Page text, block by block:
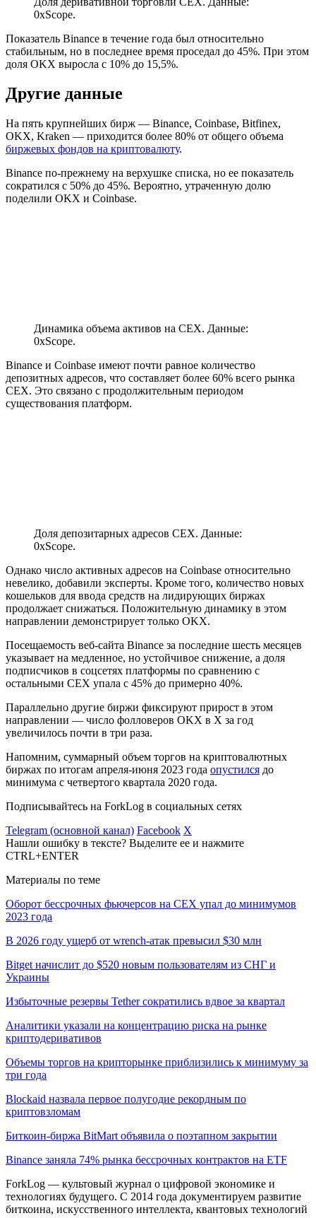
0xScope.
Показатель Binance в течение года был относительно
стабильным, но в последнее время проседал до 45%. При этом
доля OKX выросла с 10% до 15,5%.
Другие данные
На пять крупнейших бирж — Binance, Coinbase, Bitfinex,
OKX, Kraken — приходится более 80% от общего объема
биржевых фондов на криптовалюту.
Binance по-прежнему на верхушке списка, но ее показатель
сократился с 50% до 45%. Вероятно, утраченную долю
поделили OKX и Coinbase.
Динамика объема активов на CEX. Данные:
0xScope.
Binance и Coinbase имеют почти равное количество
депозитных адресов, что составляет более 60% всего рынка
CEX. Это связано с продолжительным периодом
существования платформ.
Доля депозитарных адресов CEX. Данные:
0xScope.
Однако число активных адресов на Coinbase относительно
невелико, добавили эксперты. Кроме того, количество новых
кошельков для ввода средств на лидирующих биржах
продолжает снижаться. Положительную динамику в этом
направлении демонстрирует только OKX.
Посещаемость веб-сайта Binance за последние шесть месяцев
указывает на медленное, но устойчивое снижение, а доля
подписчиков в соцсетях платформы по сравнению с
остальными CEX упала с 45% до примерно 40%.
Параллельно другие биржи фиксируют прирост в этом
направлении — число фолловеров OKX в X за год
увеличилось почти в три раза.
Напомним, суммарный объем торгов на криптовалютных
биржах по итогам апреля-июня 2023 года опустился до
минимума с четвертого квартала 2020 года.
Подписывайтесь на ForkLog в социальных сетях
Telegram (основной канал) Facebook X
Нашли ошибку в тексте? Выделите ее и нажмите
CTRL+ENTER
Материалы по теме
Оборот бессрочных фьючерсов на CEX упал до минимумов
2023 года
В 2026 году ущерб от wrench-атак превысил $30 млн
Bitget начислит до $520 новым пользователям из СНГ и
Украины
Избыточные резервы Tether сократились вдвое за квартал
Аналитики указали на концентрацию риска на рынке
криптодеривативов
Объемы торгов на крипторынке приблизились к минимуму за
три года
Blockaid назвала первое полугодие рекордным по
криптовзломам
Биткоин-биржа BitMart объявила о поэтапном закрытии
Binance заняла 74% рынка бессрочных контрактов на ETF
ForkLog — культовый журнал о цифровой экономике и
технологиях будущего. С 2014 года документируем развитие
биткоина, искусственного интеллекта, квантовых технологий